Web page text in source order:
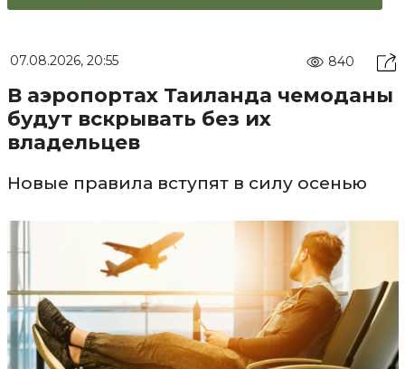
07.08.2026, 20:55 840
В аэропортах Таиланда чемоданы
будут вскрывать без их
владельцев
Новые правила вступят в силу осенью